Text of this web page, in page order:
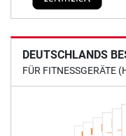
DEUTSCHLANDS
FÜR FITNESSGERÄTE